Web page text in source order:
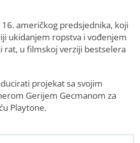
američkog predsjednika, koji
ukidanjem ropstva i vođenjem
rat, u filmskoj verziji bestselera
projekat sa svojim
Gerijem Gecmanom za
Playtone.